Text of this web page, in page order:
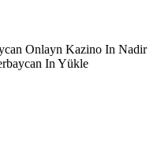
Onlayn Kazino In Nadir
In Yükle